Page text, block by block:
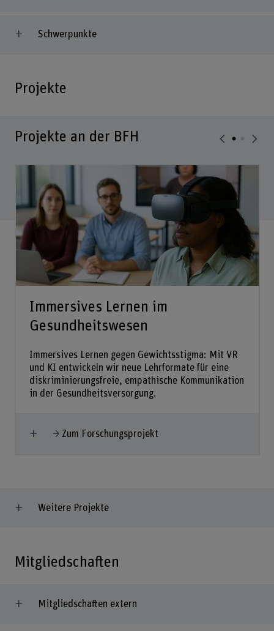
Schwerpunkte
Projekte
Projekte an der BFH
Immersives Lernen im
Gesundheitswesen
Immersives Lernen gegen Gewichtsstigma: Mit VR
und KI entwickeln wir neue Lehrformate für eine
diskriminierungsfreie, empathische Kommunikation
in der Gesundheitsversorgung.
Mehr anzeigen
Zum Forschungsprojekt
Weitere Projekte
Mitgliedschaften
Mitgliedschaften extern